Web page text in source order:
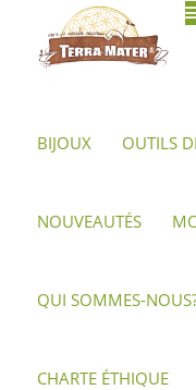
Aller
Aller
au
BIJOUX OUTILS
NOUVEAUTÉS
QUI SOMMES-
CHARTE ÉTHIQUE
Accueil Archives